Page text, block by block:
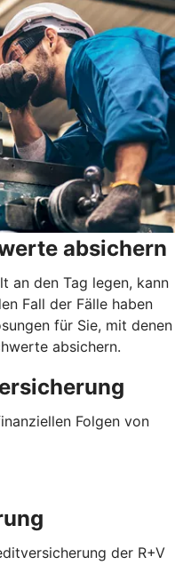
absichern
an den Tag legen, kann
Fall der Fälle haben
für Sie, mit denen
absichern.
Folgen von
der R+V